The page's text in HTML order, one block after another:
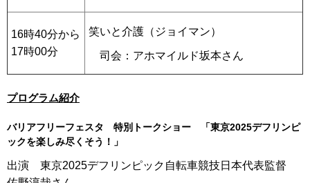
16時40分から
17時00分
笑いと介護（ジョイマン）
司会：アホマイルド坂本さん
プログラム紹介
バリアフリーフェスタ 特別トークショー 「東京2025デフリンピ
ックを楽しみ尽くそう！」
出演 東京2025デフリンピック自転車競技日本代表監督